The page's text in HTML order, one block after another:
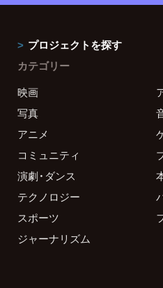
プロジェクトを探す
カテゴリー
映画
写真
アニメ
コミュニティ
演劇・ダンス
テクノロジー
スポーツ
ジャーナリズム